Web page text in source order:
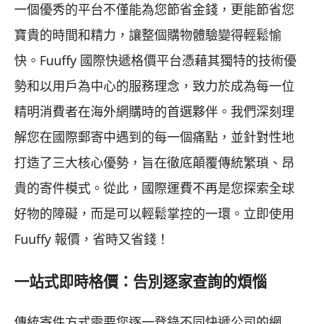
一個優秀的平台不僅能為您節省金錢，更能節省您
寶貴的時間和精力，讓整個購物體驗變得輕鬆愉
快。Fuuffy 國際快遞格價平台憑藉其獨特的技術優
勢和以用戶為中心的服務理念，致力於成為每一位
精明消費者在海外網購時的首選夥伴。我們深刻理
解您在國際郵寄中遇到的每一個痛點，並針對性地
打造了三大核心優勢，旨在徹底顛覆傳統繁瑣、昂
貴的寄件模式。從此，國際運費不再是您探索全球
好物的障礙，而是可以輕鬆掌控的一環。立即使用
Fuuffy 報價，省時又省錢！
一站式即時格價：告別逐家查詢的煩惱